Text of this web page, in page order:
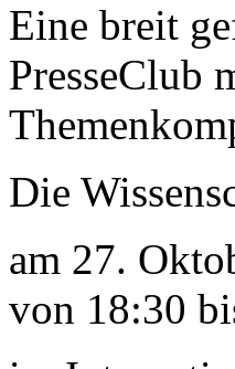
Eine breit
PresseClub
Die
am 27.
von 18:30